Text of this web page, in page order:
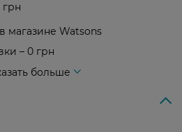
грн
магазине Watsons
– 0 грн
больше